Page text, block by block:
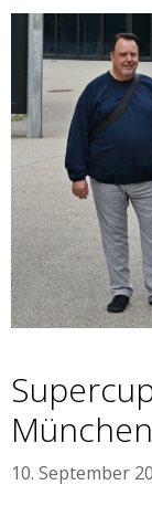
München
10. September